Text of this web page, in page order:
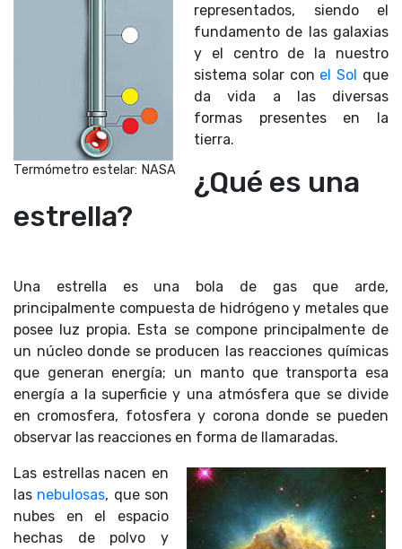
Termómetro estelar: NASA
representados, siendo el
fundamento de las galaxias
y el centro de la nuestro
sistema solar con el Sol que
da vida a las diversas
formas presentes en la
tierra.
¿Qué es una
estrella?
Una estrella es una bola de gas que arde,
principalmente compuesta de hidrógeno y metales que
posee luz propia. Esta se compone principalmente de
un núcleo donde se producen las reacciones químicas
que generan energía; un manto que transporta esa
energía a la superficie y una atmósfera que se divide
en cromosfera, fotosfera y corona donde se pueden
observar las reacciones en forma de llamaradas.
Las estrellas nacen en
las nebulosas, que son
nubes en el espacio
hechas de polvo y